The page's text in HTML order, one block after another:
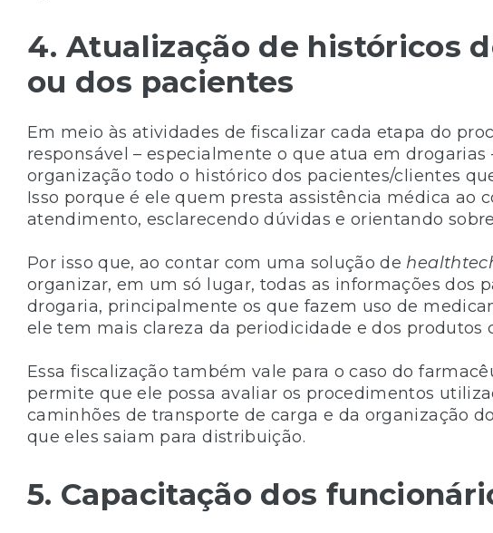
4. Atualização de históricos
ou dos pacientes
Em meio às atividades de fiscalizar cada etapa do
responsável – especialmente o que atua em
organização todo o histórico dos pacientes/clientes
Isso porque é ele quem presta assistência médica ao
atendimento, esclarecendo dúvidas e orientando
Por isso que, ao contar com uma solução de
organizar, em um só lugar, todas as informações dos
drogaria, principalmente os que fazem uso de
ele tem mais clareza da periodicidade e dos produtos
Essa fiscalização também vale para o caso do
permite que ele possa avaliar os procedimentos
caminhões de transporte de carga e da organização
que eles saiam para distribuição.
5. Capacitação dos